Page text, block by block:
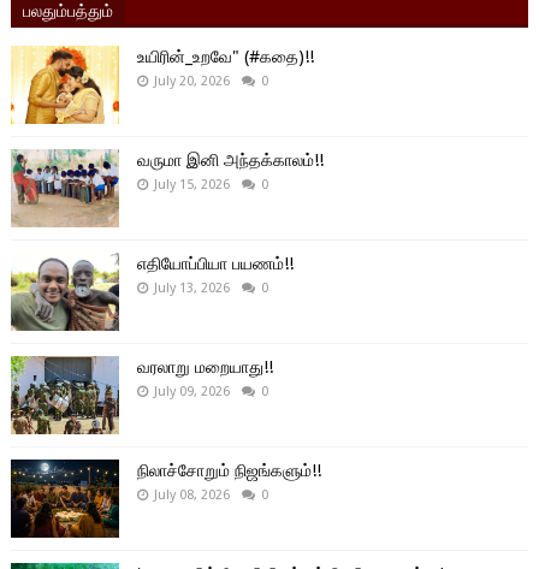
பலதும்பத்தும்
உயிரின்_உறவே" (#கதை)!!
July 20, 2026 0
வருமா இனி அந்தக்காலம்!!
July 15, 2026 0
எதியோப்பியா பயணம்!!
July 13, 2026 0
வரலாறு மறையாது!!
July 09, 2026 0
நிலாச்சோறும் நிஜங்களும்!!
July 08, 2026 0